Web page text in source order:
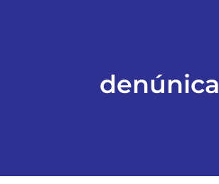
EDIÇÕES EM PDFdenúnica